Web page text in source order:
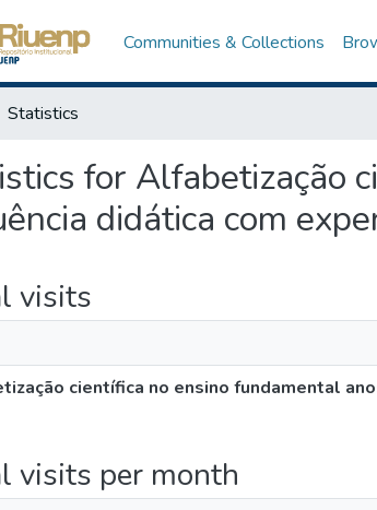
Communities & Collections
Statistics
for Alfabetização
didática com
visits
científica no ensino fundamental
visits per month